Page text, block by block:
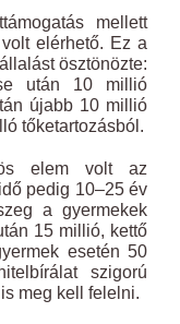
mellett
elérhető. Ez a
ösztönözte:
után 10 millió
újabb 10 millió
tőketartozásból.
elem volt az
pedig 10–25 év
a gyermekek
15 millió, kettő
esetén 50
szigorú
meg kell felelni.